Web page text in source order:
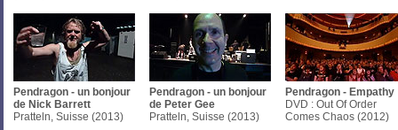
Pendragon - un bonjour
de Nick Barrett
Pratteln, Suisse (2013)
Pendragon - un bonjour
de Peter Gee
Pratteln, Suisse (2013)
Pendragon - Empathy
DVD : Out Of Order
Comes Chaos (2012)